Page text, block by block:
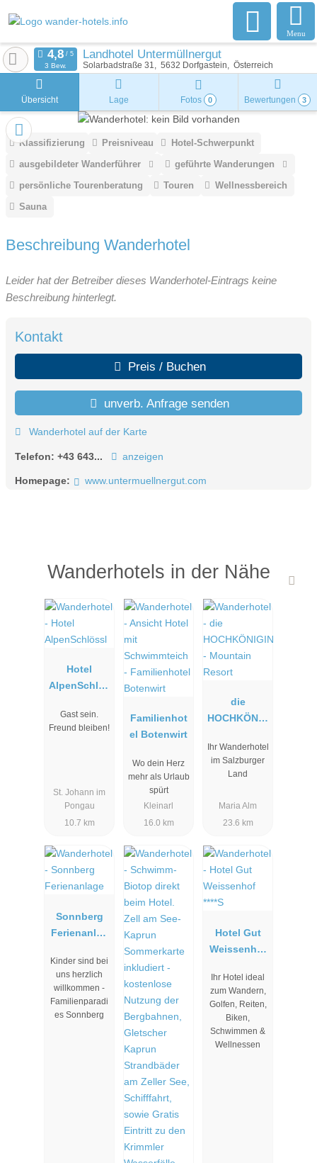
Menu
Landhotel Untermüllnergut
Solarbadstraße 31 5632 Dorfgastein Österreich
3 Bew.
Übersicht Lage Fotos 0 Bewertungen 3
Klassifizierung Preisniveau
Hotel-Schwerpunkt
ausgebildeter Wanderführer
geführte Wanderungen
persönliche Tourenberatung
Touren
Wellnessbereich
Sauna
Beschreibung Wanderhotel
Leider hat der Betreiber dieses Wanderhotel-Eintrags keine
Beschreibung hinterlegt.
Kontakt
Preis / Buchen
unverb. Anfrage senden
Wanderhotel auf der Karte
Telefon: +43 643... anzeigen
Homepage: www.untermuellnergut.com
Wanderhotels in der Nähe
Hotel
AlpenSchlös
Gast sein.
Freund bleiben!
St. Johann im
Pongau
10.7 km
Familienhot
el Botenwirt
Wo dein Herz
mehr als Urlaub
spürt
Kleinarl
16.0 km
die
HOCHKÖNIG
Mountain
Resort
Ihr Wanderhotel
im Salzburger
Land
Maria Alm
23.6 km
Sonnberg
Ferienanlag
Kinder sind bei
uns herzlich
willkommen -
Familienparadi
es Sonnberg
Hotel Gut
Weissenhof
Ihr Hotel ideal
zum Wandern,
Golfen, Reiten,
Biken,
Schwimmen &
Wellnessen